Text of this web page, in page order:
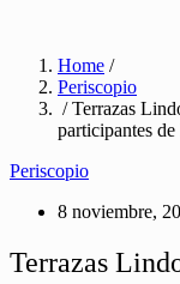
Home /
Periscopio
/ Terrazas
participantes
Periscopio
8 noviembre,
Terrazas